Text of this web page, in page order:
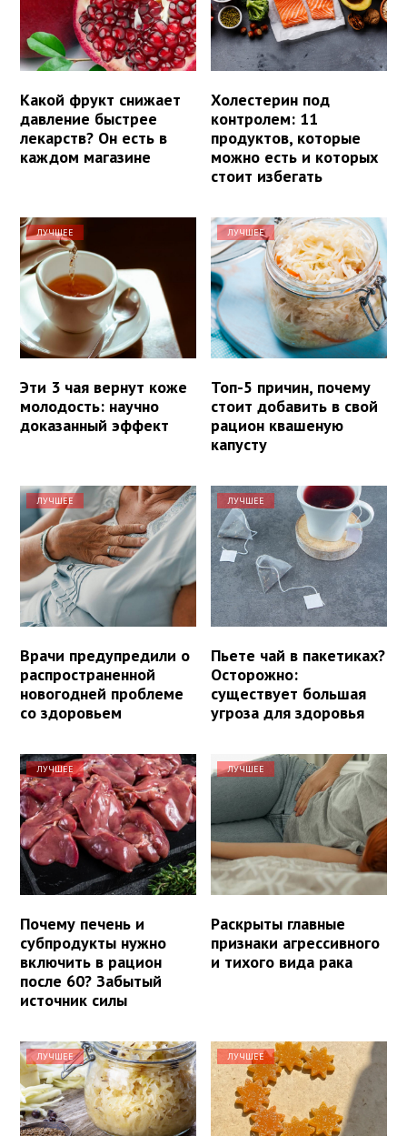
Какой фрукт снижает
давление быстрее
лекарств? Он есть в
каждом магазине
Холестерин под
контролем: 11
продуктов, которые
можно есть и которых
стоит избегать
ЛУЧШЕЕ
Эти 3 чая вернут коже
молодость: научно
доказанный эффект
ЛУЧШЕЕ
Топ-5 причин, почему
стоит добавить в свой
рацион квашеную
капусту
ЛУЧШЕЕ
Врачи предупредили о
распространенной
новогодней проблеме
со здоровьем
ЛУЧШЕЕ
Пьете чай в пакетиках?
Осторожно:
существует большая
угроза для здоровья
ЛУЧШЕЕ
Почему печень и
субпродукты нужно
включить в рацион
после 60? Забытый
источник силы
ЛУЧШЕЕ
Раскрыты главные
признаки агрессивного
и тихого вида рака
ЛУЧШЕЕ ЛУЧШЕЕ